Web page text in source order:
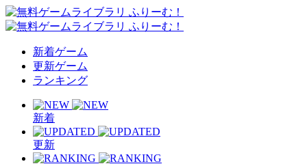
新着ゲーム
更新ゲーム
ランキング
新着
更新